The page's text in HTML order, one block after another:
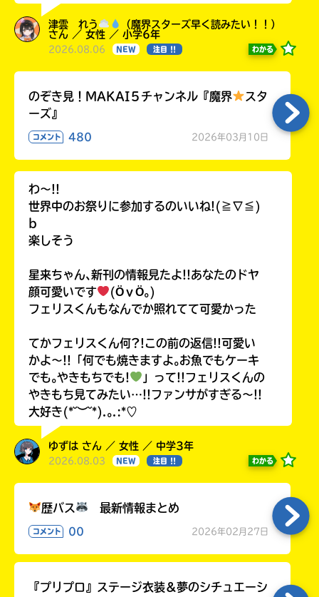
津雲 れう
（魔界スターズ早く読みたい！！）
さん ／ 女性 ／ 小学6年
2026.08.06 NEW 注目 !! わかる
のぞき見！MAKAI５チャンネル『魔界
スタ
ーズ』
コメント 480 2026年03月10日
わ〜!!
世界中のお祭りに参加するのいいね!(≧∇≦)
b
楽しそう
星来ちゃん､新刊の情報見たよ!!あなたのドヤ
顔可愛いです
(ӦｖӦ｡)
フェリスくんもなんでか照れてて可愛かった
てかフェリスくん何?!この前の返信!!可愛い
かよ〜!!「何でも焼きますよ｡お魚でもケーキ
でも｡やきもちでも!
」って!!フェリスくんの
やきもち見てみたい…!!ファンサがすぎる〜!!
大好き(*˘︶˘*).｡.:*♡
ゆずは さん ／ 女性 ／ 中学3年
2026.08.03 NEW 注目 !! わかる
歴バス 最新情報まとめ
コメント 00 2026年02月27日
『プリプロ』ステージ衣装＆夢のシチュエーシ